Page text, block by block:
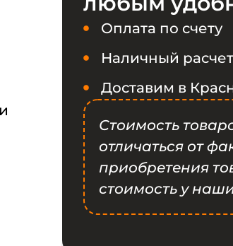
Оплата по счету
Наличный
Доставим в
Стоимость
отличаться от
приобретения
стоимость у